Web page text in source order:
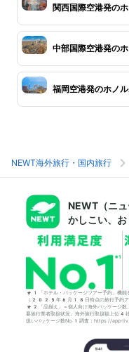
関西国際空港発の
中部国際空港発の
福岡空港発のホノ
NEWT海外旅行・国内旅行
NEWT（ニュ
かしこい、お
*1「ホテル・パッケージツアー予約」機能
（2025年6月18日時点の旅行予約アプ
*2「品揃え」＝個人向け海外パッケー
要旅行業者取扱状況」海外旅行取扱額上位4
扱いパッケージ数No.1調査：https://